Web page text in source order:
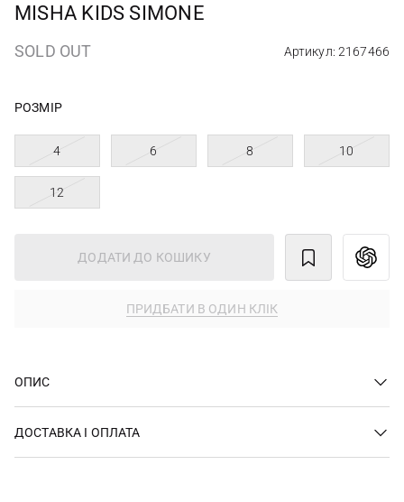
MISHA KIDS SIMONE
SOLD OUT Артикул: 2167466
РОЗМІР
4 6 8 10
12
ДОДАТИ ДО КОШИКУ
ПРИДБАТИ В ОДИН КЛІК
ОПИС
ДОСТАВКА І ОПЛАТА